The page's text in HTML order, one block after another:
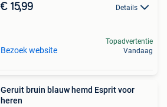
€ 15,99 Details
Bezoek website
Topadvertentie
Vandaag
Geruit bruin blauw hemd Esprit voor
heren